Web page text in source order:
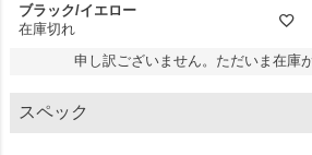
ブラック/イエロー
在庫切れ
申し訳ございません。ただいま在庫
スペック